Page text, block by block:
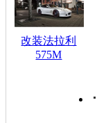
改装法拉利
575M